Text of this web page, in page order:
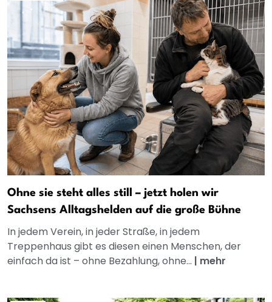
Ohne sie steht alles still – jetzt holen wir
Sachsens Alltagshelden auf die große Bühne
In jedem Verein, in jeder Straße, in jedem
Treppenhaus gibt es diesen einen Menschen, der
einfach da ist – ohne Bezahlung, ohne... | mehr